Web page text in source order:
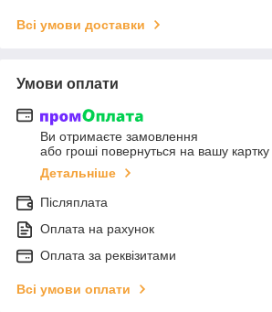
Всі умови доставки
Умови оплати
Ви отримаєте замовлення
або гроші повернуться на вашу картку
Детальніше
Післяплата
Оплата на рахунок
Оплата за реквізитами
Всі умови оплати